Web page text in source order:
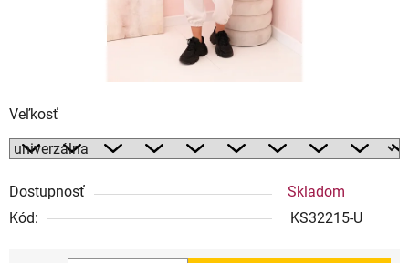
Veľkosť
Dostupnosť
Skladom
Kód:
KS32215-U